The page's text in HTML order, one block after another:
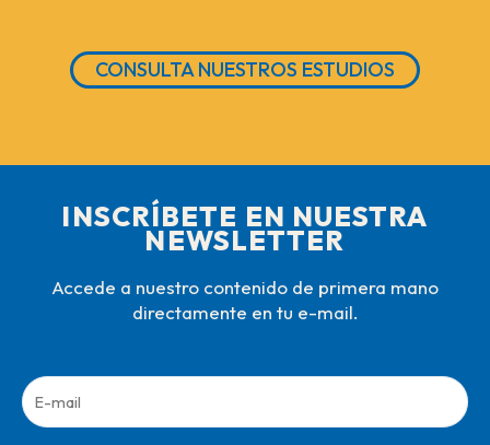
CONSULTA NUESTROS ESTUDIOS
INSCRÍBETE EN NUESTRA
NEWSLETTER
Accede a nuestro contenido de primera mano
directamente en tu e-mail.